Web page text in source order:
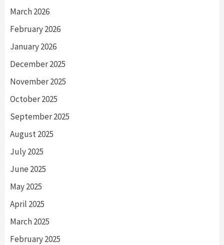
March 2026
February 2026
January 2026
December 2025
November 2025
October 2025
September 2025
August 2025
July 2025
June 2025
May 2025
April 2025
March 2025
February 2025